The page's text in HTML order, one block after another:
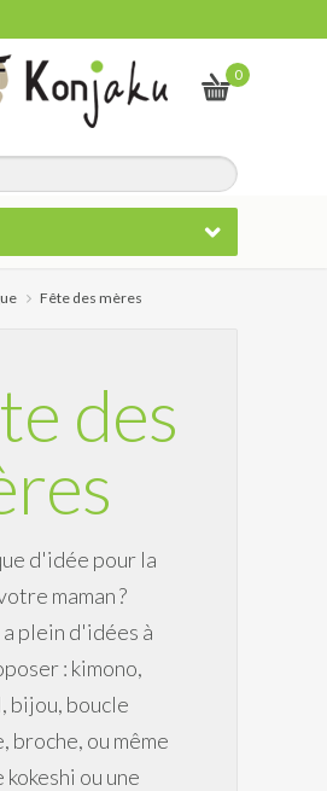
0
Fête des mères
des
d'idée pour la
maman ?
a plein d'idées à
: kimono,
bijou, boucle
broche, ou même
ou une